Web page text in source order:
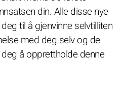
din. Alle disse nye
til å gjenvinne selvtilliten
med deg selv og de
å opprettholde denne